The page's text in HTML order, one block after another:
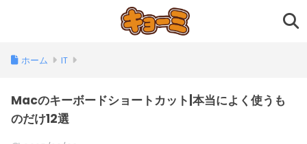
ホーム IT
Macのキーボードショートカット|本当によく使うも
のだけ12選